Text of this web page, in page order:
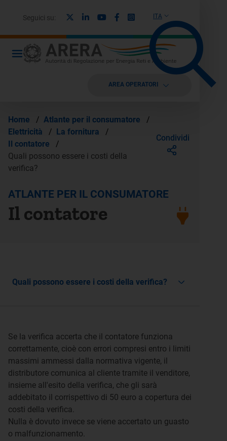
ITA
Seguici su: LinkedinYoutubeFacebook
Instagram
AREA OPERATORI
Home / Atlante per il consumatore
/
Elettricità
/ La fornitura
/
Il contatore
/
Quali possono essere i costi della
verifica?
Condividi
ATLANTE PER IL CONSUMATORE
Il contatore
Quali possono essere i costi della verifica?
Se la verifica accerta che il contatore funziona
correttamente, cioè con errori compresi entro i limiti
massimi ammessi dalla normativa vigente, il
distributore comunica al cliente tramite il venditore,
insieme all'esito della verifica, che gli sarà
addebitato il corrispettivo di 50 euro a copertura dei
costi della verifica.
Nulla è dovuto invece se viene accertato un guasto
o malfunzionamento.